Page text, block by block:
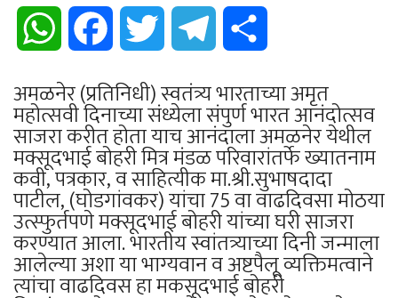
WhatsApp Facebook Twitter Telegram
अमळनेर (प्रतिनिधी) स्वतंत्र्य भारताच्या अमृत
महोत्सवी दिनाच्या संध्येला संपुर्ण भारत आनंदोत्सव
साजरा करीत होता याच आनंदाला अमळनेर येथील
मक्सूदभाई बोहरी मित्र मंडळ परिवारांतर्फे ख्यातनाम
कवी, पत्रकार, व साहित्यीक मा.श्री.सुभाषदादा
पाटील, (घोडगांवकर) यांचा 75 वा वाढदिवसा मोठया
उत्स्फुर्तपणे मक्सूदभाई बोहरी यांच्या घरी साजरा
करण्यात आला. भारतीय स्वांतत्र्याच्या दिनी जन्माला
आलेल्या अशा या भाग्यवान व अष्टपैलू व्यक्तिमत्वाने
त्यांचा वाढदिवस हा मकसूदभाई बोहरी